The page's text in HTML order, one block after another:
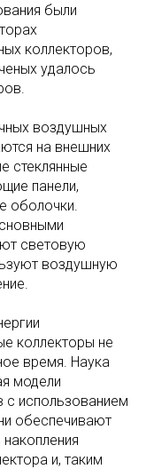
были
коллекторов,
удалось
воздушных
на внешних
стеклянные
панели,
оболочки.
световую
воздушную
коллекторы не
время. Наука
модели
с использованием
обеспечивают
и, таким